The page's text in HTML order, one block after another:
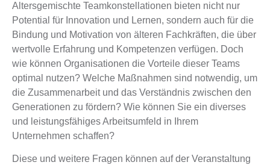
Altersgemischte Teamkonstellationen bieten nicht nur
Potential für Innovation und Lernen, sondern auch für die
Bindung und Motivation von älteren Fachkräften, die über
wertvolle Erfahrung und Kompetenzen verfügen. Doch
wie können Organisationen die Vorteile dieser Teams
optimal nutzen? Welche Maßnahmen sind notwendig, um
die Zusammenarbeit und das Verständnis zwischen den
Generationen zu fördern? Wie können Sie ein diverses
und leistungsfähiges Arbeitsumfeld in Ihrem
Unternehmen schaffen?
Diese und weitere Fragen können auf der Veranstaltung